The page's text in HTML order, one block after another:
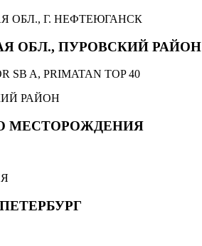
ОБЛ., ПУРОВСКИЙ РАЙОН
SB A, PRIMATAN TOP 40
МЕСТОРОЖДЕНИЯ